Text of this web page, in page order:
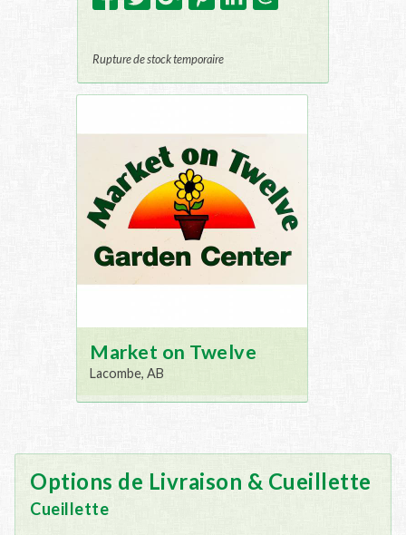
Rupture de stock temporaire
Market on Twelve
Lacombe, AB
Options de Livraison & Cueillette
Cueillette